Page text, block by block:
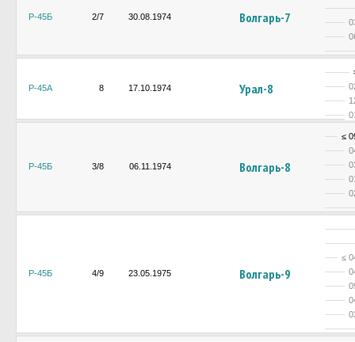
Р-45Б 2/7 30.08.1974 Волгарь-7
Р-45А 8 17.10.1974 Урал-8
Р-45Б 3/8 06.11.1974 Волгарь-8
≤
Р-45Б 4/9 23.05.1975 Волгарь-9
≤